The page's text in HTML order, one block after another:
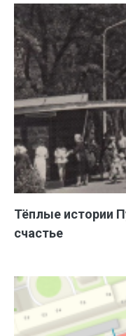
Тёплые истории
счастье